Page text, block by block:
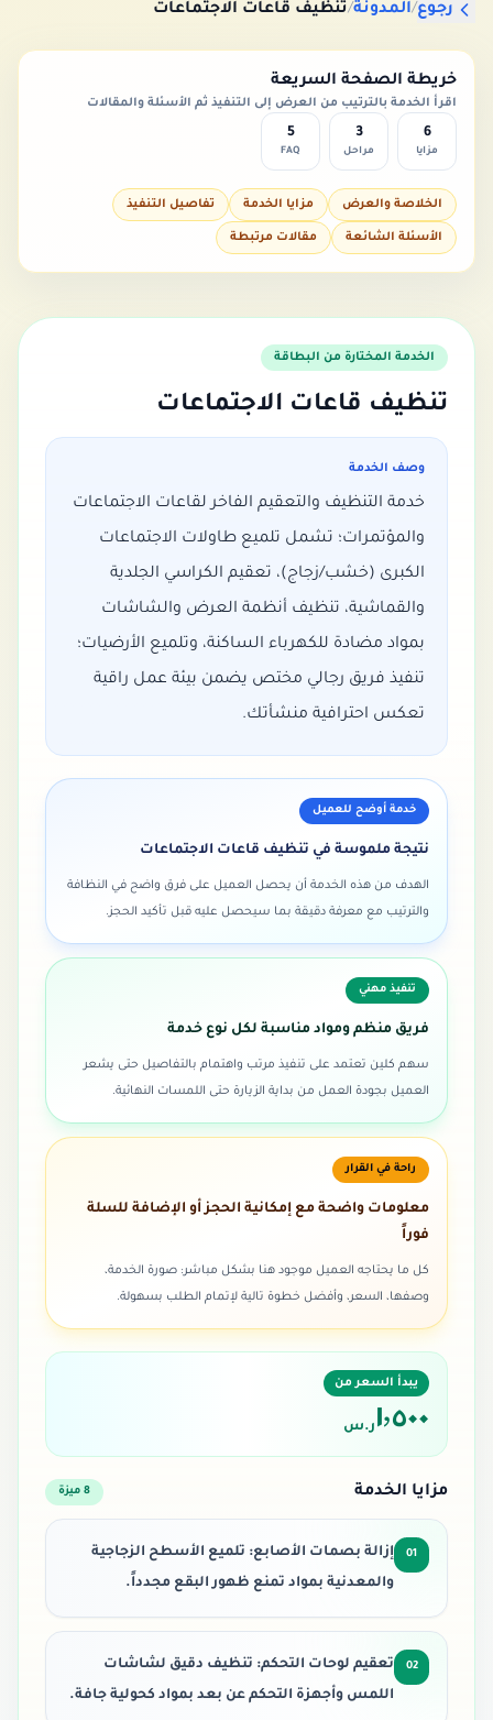
رجوع/المدونة/تنظيف قاعات الاجتماعات
خريطة الصفحة السريعة
اقرأ الخدمة بالترتيب من العرض إلى التنفيذ ثم الأسئلة والمقالات
6
مزايا
3
مراحل
5
FAQ
الخلاصة والعرض مزايا الخدمة تفاصيل التنفيذ
الأسئلة الشائعة مقالات مرتبطة
الخدمة المختارة من البطاقة
تنظيف قاعات الاجتماعات
وصف الخدمة
خدمة التنظيف والتعقيم الفاخر لقاعات الاجتماعات
والمؤتمرات؛ تشمل تلميع طاولات الاجتماعات
الكبرى (خشب/زجاج)، تعقيم الكراسي الجلدية
والقماشية، تنظيف أنظمة العرض والشاشات
بمواد مضادة للكهرباء الساكنة، وتلميع الأرضيات؛
تنفيذ فريق رجالي مختص يضمن بيئة عمل راقية
تعكس احترافية منشأتك.
خدمة أوضح للعميل
نتيجة ملموسة في تنظيف قاعات الاجتماعات
الهدف من هذه الخدمة أن يحصل العميل على فرق واضح في النظافة
والترتيب مع معرفة دقيقة بما سيحصل عليه قبل تأكيد الحجز.
تنفيذ مهني
فريق منظم ومواد مناسبة لكل نوع خدمة
سهم كلين تعتمد على تنفيذ مرتب واهتمام بالتفاصيل حتى يشعر
العميل بجودة العمل من بداية الزيارة حتى اللمسات النهائية.
راحة في القرار
معلومات واضحة مع إمكانية الحجز أو الإضافة للسلة
فوراً
كل ما يحتاجه العميل موجود هنا بشكل مباشر: صورة الخدمة،
وصفها، السعر، وأفضل خطوة تالية لإتمام الطلب بسهولة.
يبدأ السعر من
١٬٥٠٠ ر.س
مزايا الخدمة 8 ميزة
01
إزالة بصمات الأصابع: تلميع الأسطح الزجاجية
والمعدنية بمواد تمنع ظهور البقع مجدداً.
02
تعقيم لوحات التحكم: تنظيف دقيق لشاشات
اللمس وأجهزة التحكم عن بعد بمواد كحولية جافة.